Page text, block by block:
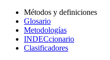
Métodos y definiciones
Glosario
Metodologías
INDECcionario
Clasificadores